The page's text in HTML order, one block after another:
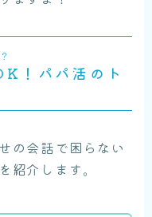
！パパ活のト
の会話で困らない
紹介します。